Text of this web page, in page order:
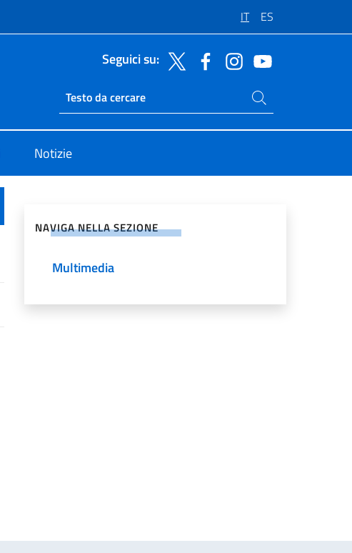
IT ES
Seguici su:
Ricerca sito live
Cerca nel sito
Notizie
NAVIGA NELLA SEZIONE
Multimedia